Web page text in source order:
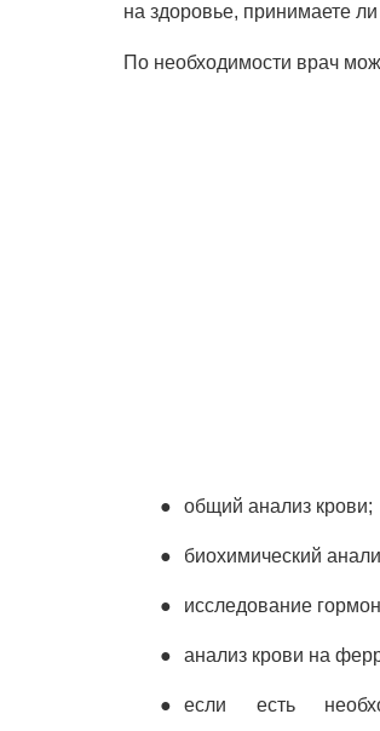
на здоровье, принимаете
По необходимости врач
общий анализ крови;
биохимический
исследование
анализ крови на
если есть